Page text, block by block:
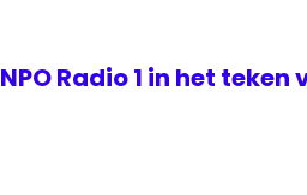
NPO Radio 1 in het